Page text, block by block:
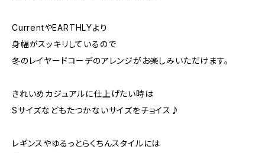
CurrentやEARTHLYより
身幅がスッキリしているので
冬のレイヤードコーデのアレンジがお楽しみいただけます。
きれいめカジュアルに仕上げたい時は
Sサイズなどもたつかないサイズをチョイス♪
レギンスやゆるっとらくちんスタイルには